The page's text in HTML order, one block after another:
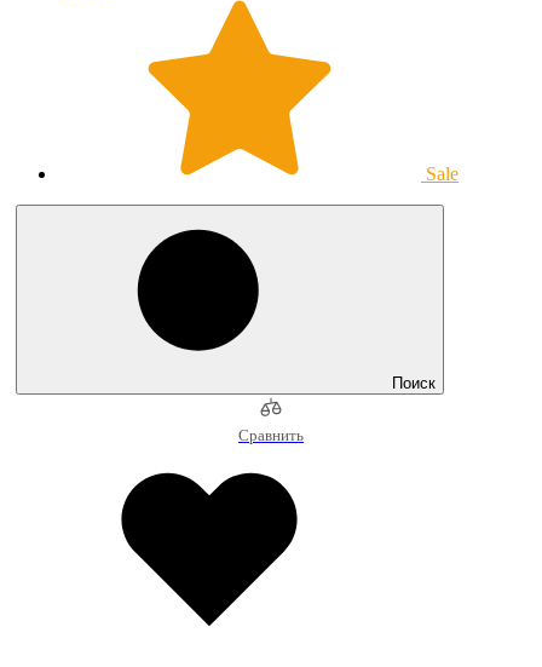
Sale
Поиск
Сравнить